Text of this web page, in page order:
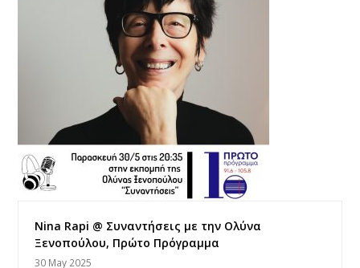
Nina Rapi @ Συναντήσεις με την Ολύνα
Ξενοπούλου, Πρώτο Πρόγραμμα
30 May 2025